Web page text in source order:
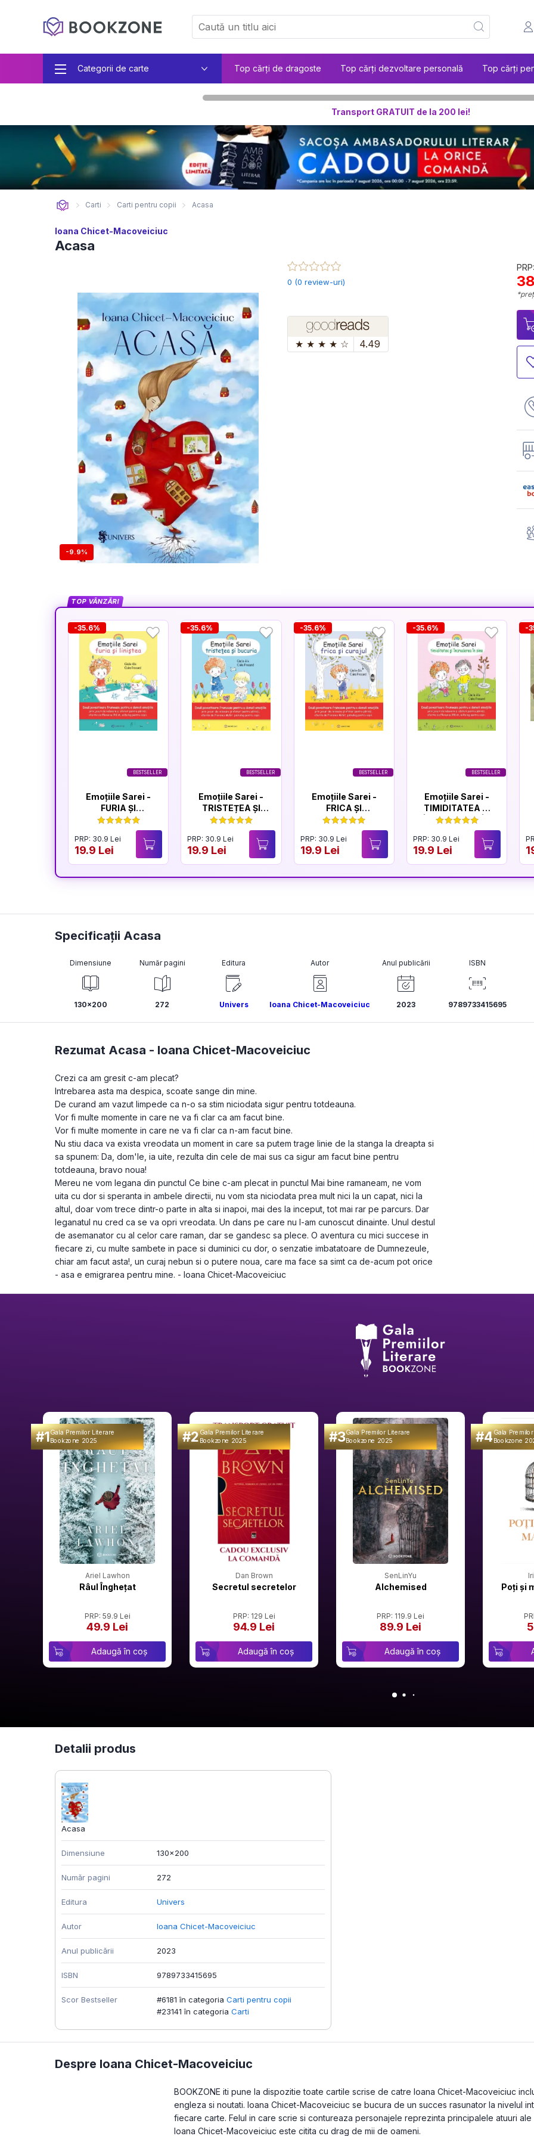
Categorii de carte Top cărți de dragoste Top cărți dezvoltare personală Top cărți
Transport GRATUIT de la 200 lei!
Carti Carti pentru copii Acasa
Ioana Chicet-Macoveiciuc
Acasa
-9.9%
0 (0 review-uri)
★ ★ ★ ★ ☆ 4.49
TOP VÂNZĂRI
BESTSELLER
-35.6%
Emoțiile Sarei -
FURIA ȘI
LINIȘTEA
PRP: 30.9 Lei
19.9 Lei
BESTSELLER
-35.6%
Emoțiile Sarei -
TRISTEȚEA ȘI
BUCURIA
PRP: 30.9 Lei
19.9 Lei
BESTSELLER
-35.6%
Emoțiile Sarei -
FRICA ȘI
CURAJUL
PRP: 30.9 Lei
19.9 Lei
BESTSELLER
-35.6%
Emoțiile Sarei -
TIMIDITATEA ȘI
ÎNCREDEREA ÎN
PRP: 30.9 Lei
19.9 Lei
-
Specificații Acasa
Dimensiune
130x200
Număr pagini
272
Editura
Univers
Autor
Ioana Chicet-Macoveiciuc
Anul publicării
2023
ISBN
9789733415695
Rezumat Acasa - Ioana Chicet-Macoveiciuc
Crezi ca am gresit c-am plecat?
Intrebarea asta ma despica, scoate sange din mine.
De curand am vazut limpede ca n-o sa stim niciodata sigur pentru totdeauna.
Vor fi multe momente in care ne va fi clar ca am facut bine.
Vor fi multe momente in care ne va fi clar ca n-am facut bine.
Nu stiu daca va exista vreodata un moment in care sa putem trage linie de la stanga la dreapta si
sa spunem: Da, dom'le, ia uite, rezulta din cele de mai sus ca sigur am facut bine pentru
totdeauna, bravo noua!
Mereu ne vom legana din punctul Ce bine c-am plecat in punctul Mai bine ramaneam, ne vom
uita cu dor si speranta in ambele directii, nu vom sta niciodata prea mult nici la un capat, nici la
altul, doar vom trece dintr-o parte in alta si inapoi, mai des la inceput, tot mai rar pe parcurs. Dar
leganatul nu cred ca se va opri vreodata. Un dans pe care nu l-am cunoscut dinainte. Unul destul
de asemanator cu al celor care raman, dar se gandesc sa plece. O aventura cu mici succese in
fiecare zi, cu multe sambete in pace si duminici cu dor, o senzatie imbatatoare de Dumnezeule,
chiar am facut asta!, un curaj nebun si o putere noua, care ma face sa simt ca de-acum pot orice
- asa e emigrarea pentru mine. - Ioana Chicet-Macoveiciuc
#1Gala Premilor Literare
Bookzone 2025
Ariel Lawhon
Râul Înghețat
PRP: 59.9 Lei
49.9 Lei
Adaugă în coș
#2Gala Premilor Literare
Bookzone 2025
Dan Brown
Secretul secretelor
PRP: 129 Lei
94.9 Lei
Adaugă în coș
#3Gala Premilor Literare
Bookzone 2025
SenLinYu
Alchemised
PRP: 119.9 Lei
89.9 Lei
Adaugă în coș
#4Gala
Bookzone
Poți și
Detalii produs
Acasa
Dimensiune 130x200
Număr pagini 272
Editura Univers
Autor Ioana Chicet-Macoveiciuc
Anul publicării 2023
ISBN 9789733415695
Scor Bestseller #6181 în categoria Carti pentru copii
#23141 în categoria Carti
Despre Ioana Chicet-Macoveiciuc
BOOKZONE iti pune la dispozitie toate cartile scrise de catre Ioana Chicet-Macoveiciuc
engleza si noutati. Ioana Chicet-Macoveiciuc se bucura de un succes rasunator la nivelul
fiecare carte. Felul in care scrie si contureaza personajele reprezinta principalele atuuri
Ioana Chicet-Macoveiciuc este citita cu drag de mii de oameni.